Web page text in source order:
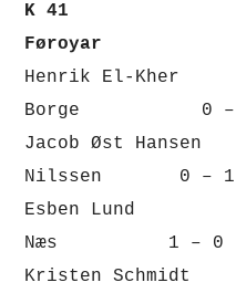
K 41
Føroyar
Henrik El-
Borge 0 –
Jacob Øst
Nilssen 0 – 1
Esben Lund
Næs 1 – 0
Kristen Schmidt